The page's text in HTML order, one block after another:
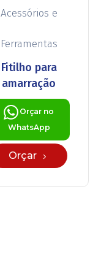
Acessórios e
Ferramentas
Fitilho para
amarração
Orçar no
WhatsApp
Orçar